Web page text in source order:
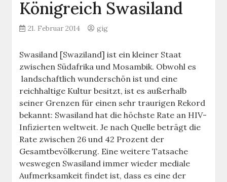
Königreich Swasiland
21. Februar 2014 gig
Swasiland [Swaziland] ist ein kleiner Staat
zwischen Südafrika und Mosambik. Obwohl es
landschaftlich wunderschön ist und eine
reichhaltige Kultur besitzt, ist es außerhalb
seiner Grenzen für einen sehr traurigen Rekord
bekannt: Swasiland hat die höchste Rate an HIV-
Infizierten weltweit. Je nach Quelle beträgt die
Rate zwischen 26 und 42 Prozent der
Gesamtbevölkerung. Eine weitere Tatsache
weswegen Swasiland immer wieder mediale
Aufmerksamkeit findet ist, dass es eine der